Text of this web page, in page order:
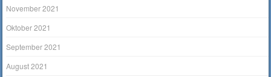
November 2021
Oktober 2021
September 2021
August 2021